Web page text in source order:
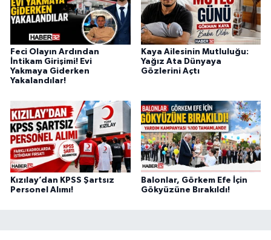
Feci Olayın Ardından
İntikam Girişimi! Evi
Yakmaya Giderken
Yakalandılar!
Kaya Ailesinin Mutluluğu:
Yağız Ata Dünyaya
Gözlerini Açtı
Kızılay’dan KPSS Şartsız
Personel Alımı!
Balonlar, Görkem Efe İçin
Gökyüzüne Bırakıldı!